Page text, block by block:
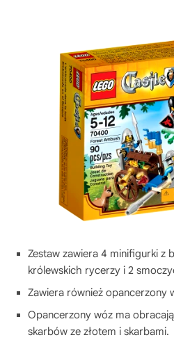
Zestaw zawiera 4 minifigurki z
królewskich rycerzy i 2
Zawiera również opancerzony
Opancerzony wóz ma
skarbów ze złotem i skarbami.